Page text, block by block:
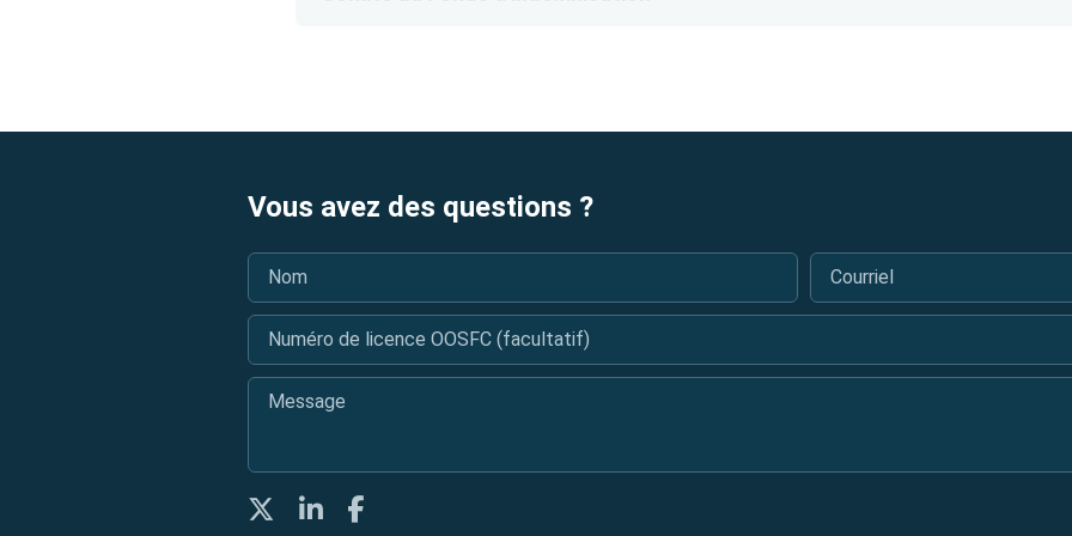
Vous avez des questions ?
Nom Courriel
Numéro de licence OOSFC (facultatif)
Message
TwitterLinkedInFacebook